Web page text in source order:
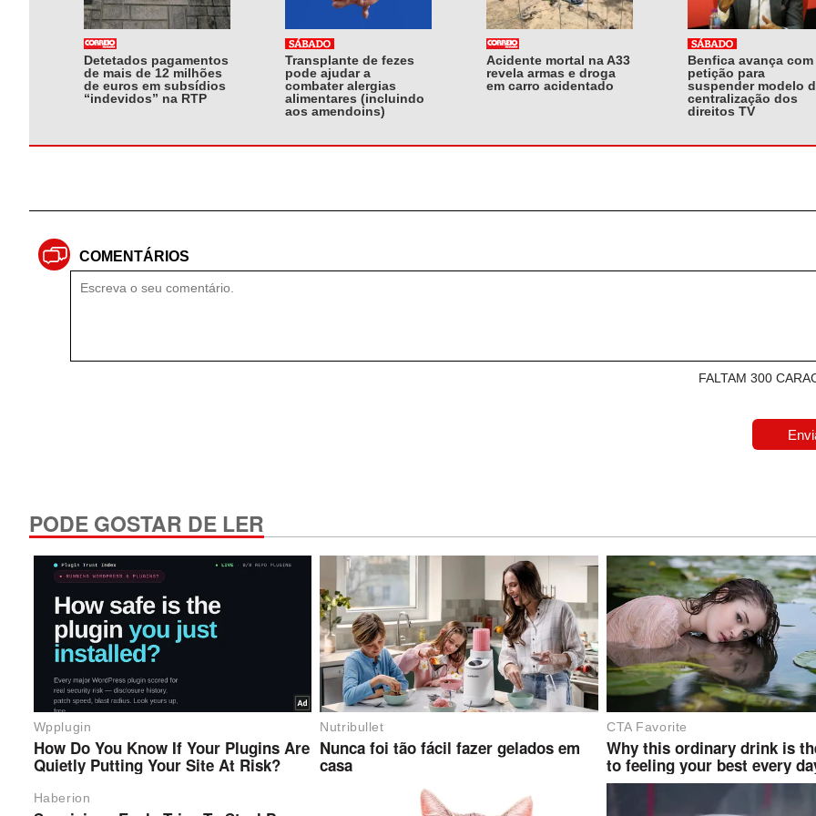
Detetados pagamentos
de mais de 12 milhões
de euros em subsídios
“indevidos” na RTP
Transplante de fezes
pode ajudar a
combater alergias
alimentares (incluindo
aos amendoins)
Acidente mortal na A33
revela armas e droga
em carro acidentado
Benfica avança com
petição para
suspender modelo
centralização dos
direitos TV
COMENTÁRIOS
FALTAM 300